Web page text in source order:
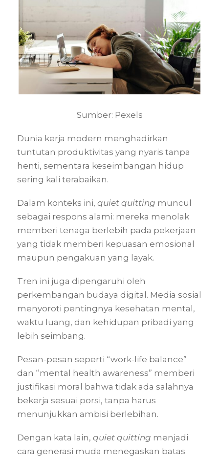
Sumber: Pexels
Dunia kerja modern menghadirkan
tuntutan produktivitas yang nyaris tanpa
henti, sementara keseimbangan hidup
sering kali terabaikan.
Dalam konteks ini, quiet quitting muncul
sebagai respons alami: mereka menolak
memberi tenaga berlebih pada pekerjaan
yang tidak memberi kepuasan emosional
maupun pengakuan yang layak.
Tren ini juga dipengaruhi oleh
perkembangan budaya digital. Media sosial
menyoroti pentingnya kesehatan mental,
waktu luang, dan kehidupan pribadi yang
lebih seimbang.
Pesan-pesan seperti “work-life balance”
dan “mental health awareness” memberi
justifikasi moral bahwa tidak ada salahnya
bekerja sesuai porsi, tanpa harus
menunjukkan ambisi berlebihan.
Dengan kata lain, quiet quitting menjadi
cara generasi muda menegaskan batas